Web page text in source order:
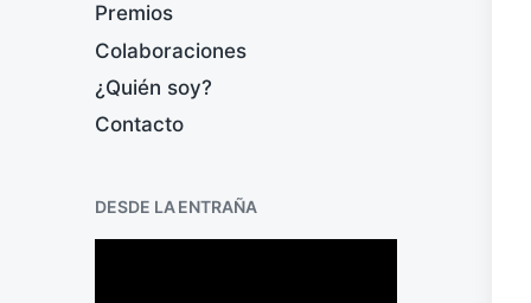
Premios
Colaboraciones
¿Quién soy?
Contacto
DESDE LA ENTRAÑA